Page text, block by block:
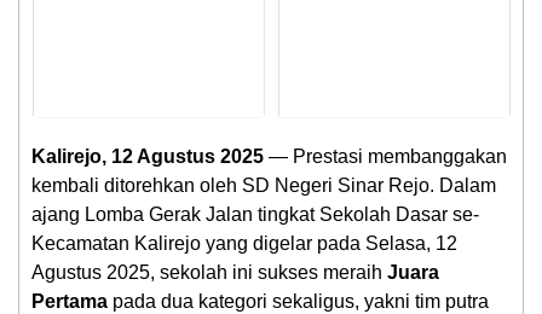
Kalirejo, 12 Agustus 2025 — Prestasi membanggakan
kembali ditorehkan oleh SD Negeri Sinar Rejo. Dalam
ajang Lomba Gerak Jalan tingkat Sekolah Dasar se-
Kecamatan Kalirejo yang digelar pada Selasa, 12
Agustus 2025, sekolah ini sukses meraih Juara
Pertama pada dua kategori sekaligus, yakni tim putra